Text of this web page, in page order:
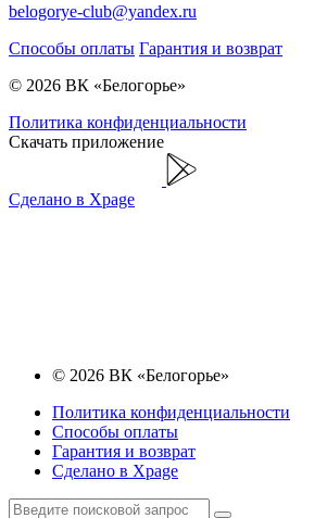
belogorye-club@yandex.ru
Способы оплаты Гарантия и возврат
© 2026 ВК «Белогорье»
Политика конфиденциальности
Скачать приложение
Сделано в Xpage
© 2026 ВК «Белогорье»
Политика конфиденциальности
Способы оплаты
Гарантия и возврат
Сделано в Xpage